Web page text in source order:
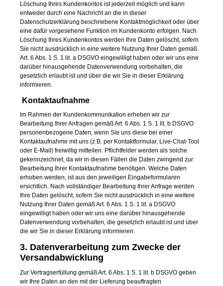
Löschung Ihres Kundenkontos ist jederzeit möglich und kann
entweder durch eine Nachricht an die in dieser
Datenschutzerklärung beschriebene Kontaktmöglichkeit oder über
eine dafür vorgesehene Funktion im Kundenkonto erfolgen. Nach
Löschung Ihres Kundenkontos werden Ihre Daten gelöscht, sofern
Sie nicht ausdrücklich in eine weitere Nutzung Ihrer Daten gemäß
Art. 6 Abs. 1 S. 1 lit. a DSGVO eingewilligt haben oder wir uns eine
darüber hinausgehende Datenverwendung vorbehalten, die
gesetzlich erlaubt ist und über die wir Sie in dieser Erklärung
informieren.
Kontaktaufnahme
Im Rahmen der Kundenkommunikation erheben wir zur
Bearbeitung Ihrer Anfragen gemäß Art. 6 Abs. 1 S. 1 lit. b DSGVO
personenbezogene Daten, wenn Sie uns diese bei einer
Kontaktaufnahme mit uns (z.B. per Kontaktformular, Live-Chat-Tool
oder E-Mail) freiwillig mitteilen. Pflichtfelder werden als solche
gekennzeichnet, da wir in diesen Fällen die Daten zwingend zur
Bearbeitung Ihrer Kontaktaufnahme benötigen. Welche Daten
erhoben werden, ist aus den jeweiligen Eingabeformularen
ersichtlich. Nach vollständiger Bearbeitung Ihrer Anfrage werden
Ihre Daten gelöscht, sofern Sie nicht ausdrücklich in eine weitere
Nutzung Ihrer Daten gemäß Art. 6 Abs. 1 S. 1 lit. a DSGVO
eingewilligt haben oder wir uns eine darüber hinausgehende
Datenverwendung vorbehalten, die gesetzlich erlaubt ist und über
die wir Sie in dieser Erklärung informieren.
3. Datenverarbeitung zum Zwecke der
Versandabwicklung
Zur Vertragserfüllung gemäß Art. 6 Abs. 1 S. 1 lit. b DSGVO geben
wir Ihre Daten an den mit der Lieferung beauftragten